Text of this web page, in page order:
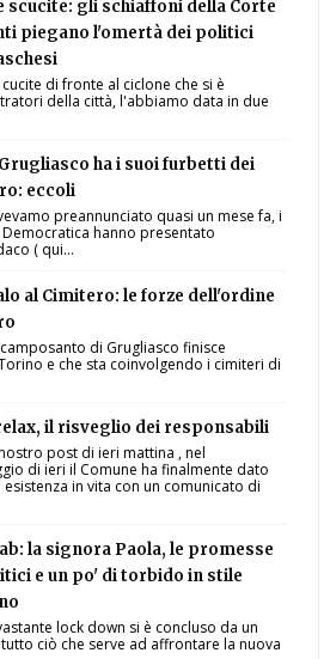
scucite: gli schiaffoni della Corte
piegano l'omertà dei politici
di fronte al ciclone che si è
della città, l'abbiamo data in due
ha i suoi furbetti dei
eccoli
preannunciato quasi un mese fa, i
hanno presentato
( qui...
al Cimitero: le forze dell'ordine
di Grugliasco finisce
e che sta coinvolgendo i cimiteri di
il risveglio dei responsabili
post di ieri mattina , nel
di ieri il Comune ha finalmente dato
in vita con un comunicato di
la signora Paola, le promesse
e un po' di torbido in stile
lock down si è concluso da un
ciò che serve ad affrontare la nuova